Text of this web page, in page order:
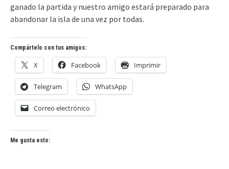
ganado la partida y nuestro amigo estará preparado para
abandonar la isla de una vez por todas.
Compártelo con tus amigos:
X Facebook Imprimir
Telegram WhatsApp
Correo electrónico
Me gusta esto: